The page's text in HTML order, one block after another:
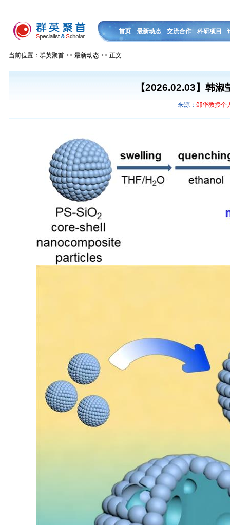
首页 最新动态 交流合作 科研项目
当前位置：群英聚首 >> 最新动态 >> 正文
【2026.02.03】韩
来源： 邹华教授个